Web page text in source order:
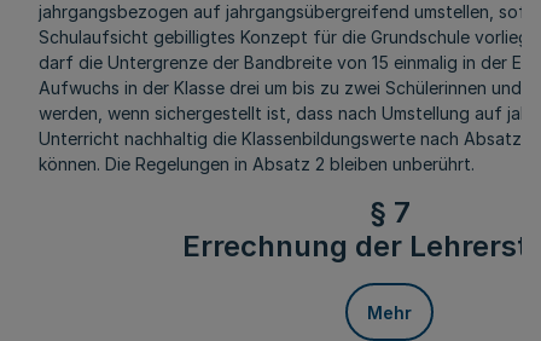
jahrgangsbezogen auf jahrgangsübergreifend umstellen,
Schulaufsicht gebilligtes Konzept für die Grundschule
darf die Untergrenze der Bandbreite von 15 einmalig in der
Aufwuchs in der Klasse drei um bis zu zwei Schülerinnen und
werden, wenn sichergestellt ist, dass nach Umstellung auf
Unterricht nachhaltig die Klassenbildungswerte nach Absatz 1
können. Die Regelungen in Absatz 2 bleiben unberührt.
§ 7
Errechnung der
Mehr